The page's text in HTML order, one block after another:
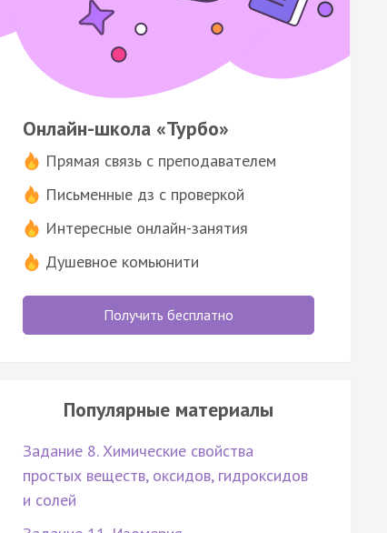
Онлайн-школа «Турбо»
Прямая связь с преподавателем
Письменные дз с проверкой
Интересные онлайн-занятия
Душевное комьюнити
Получить бесплатно
Популярные материалы
Задание 8. Химические свойства
простых веществ, оксидов, гидроксидов
и солей